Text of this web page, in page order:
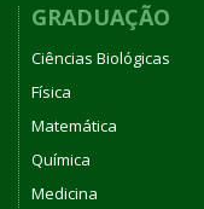
GRADUAÇÃO
Ciências Biológicas
Física
Matemática
Química
Medicina